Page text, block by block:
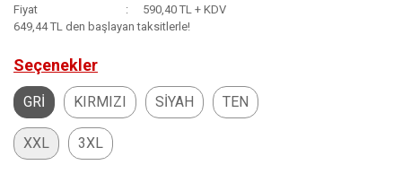
Fiyat
590,40 TL + KDV
649,44 TL den başlayan taksitlerle!
Seçenekler
GRİ KIRMIZI SİYAH TEN
XXL 3XL